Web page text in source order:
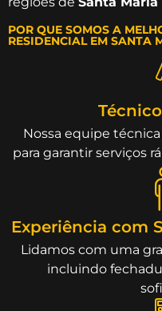
POR QUE SOMOS A
RESIDENCIAL EM SANTA
Nossa equipe
para garantir serviços
Experiência com
Lidamos com uma
incluindo